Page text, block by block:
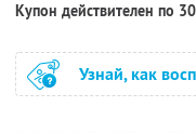
Купон действителен по
Узнай, как